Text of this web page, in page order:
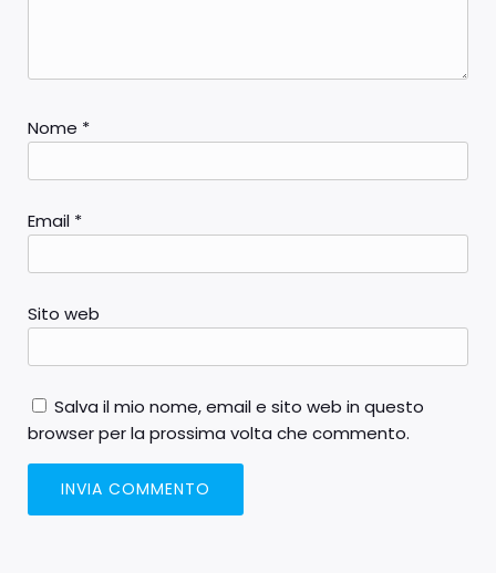
Nome *
Email *
Sito web
Salva il mio nome, email e sito web in questo
browser per la prossima volta che commento.